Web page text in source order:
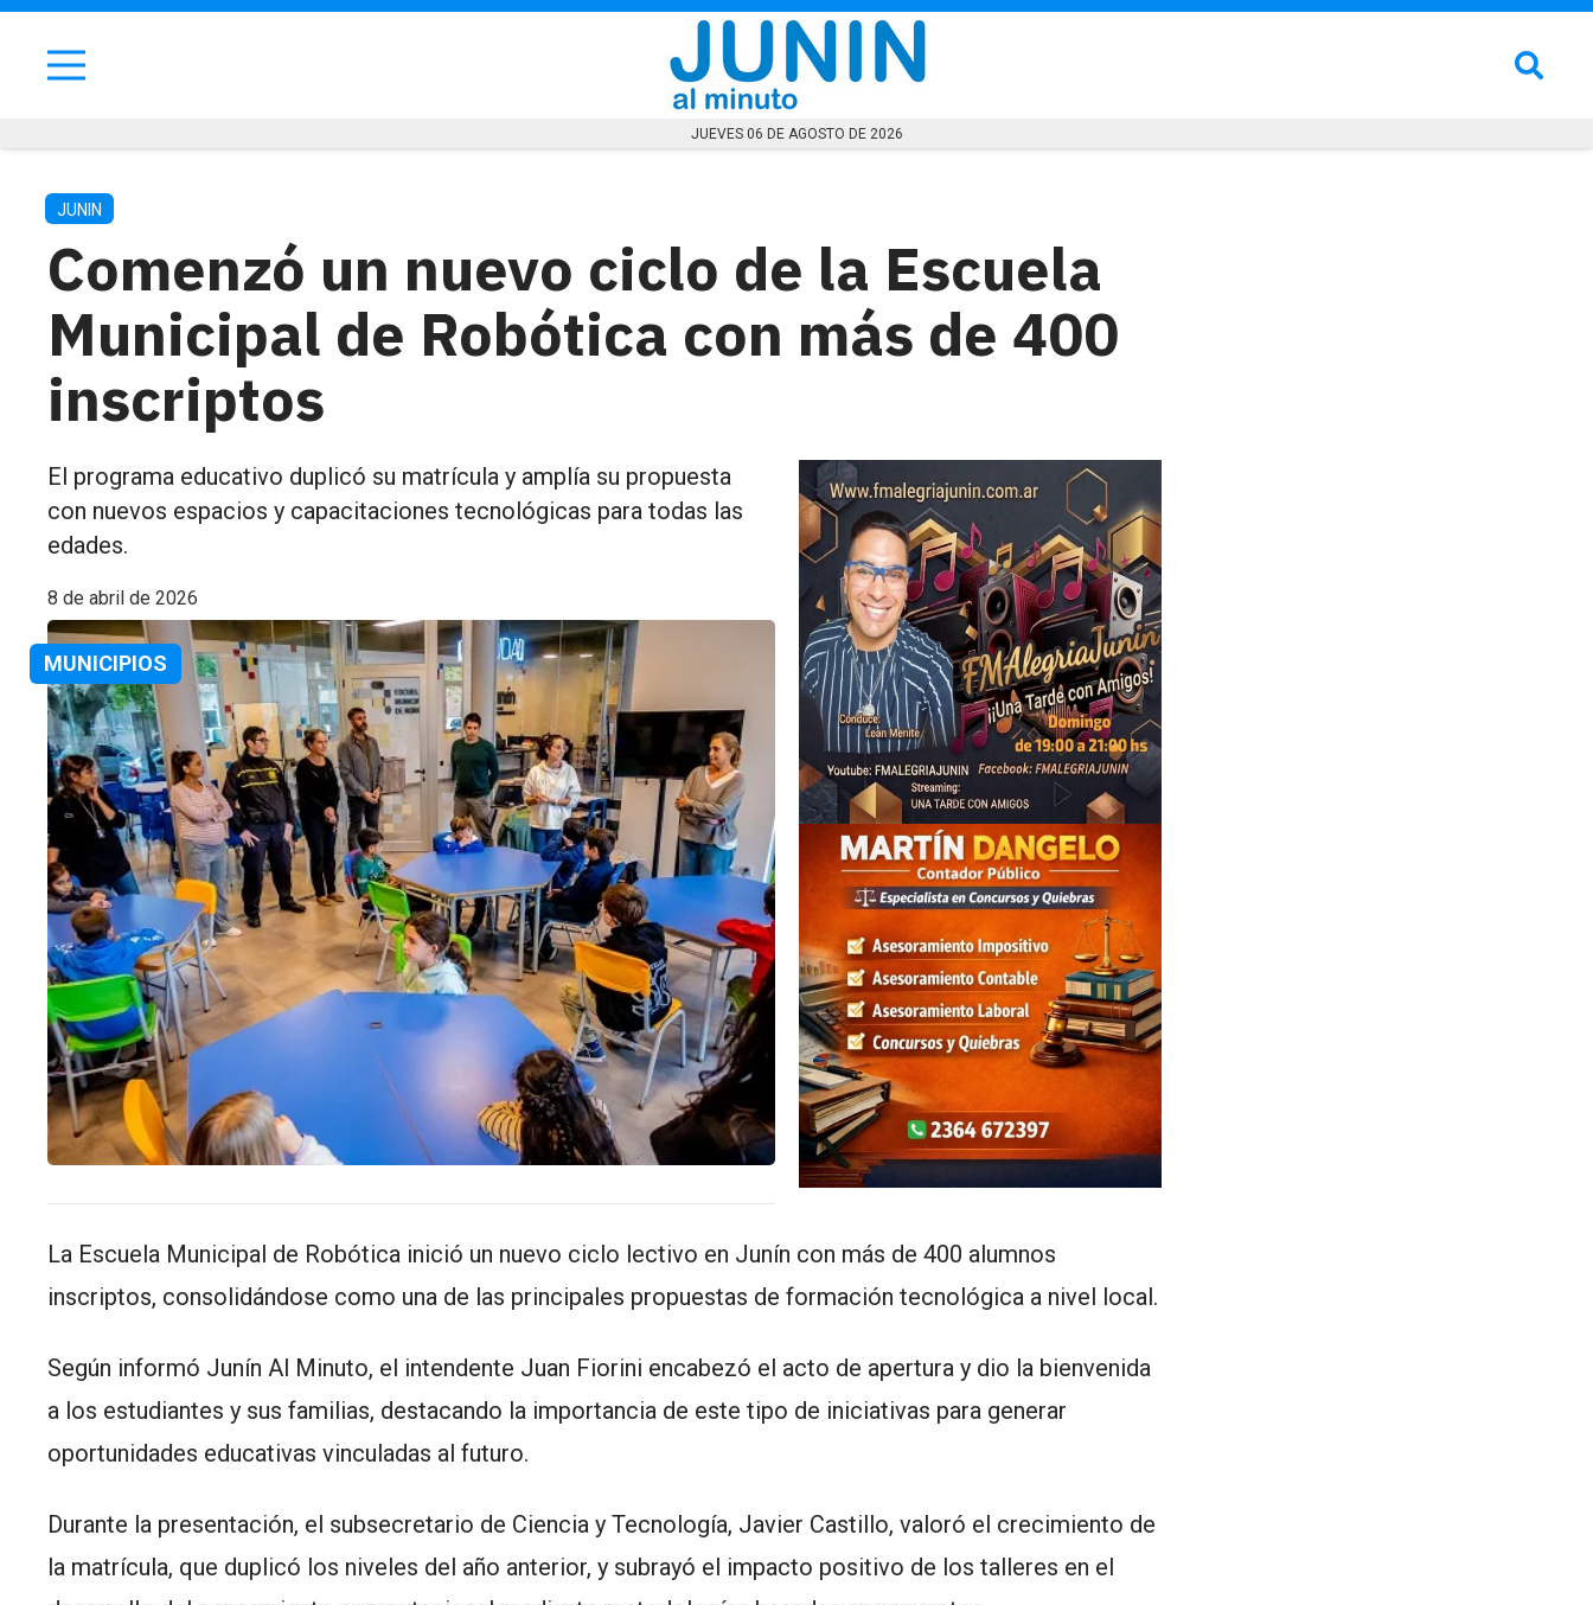
JUEVES 06 DE AGOSTO DE 2026
JUNIN
Comenzó un nuevo ciclo de la Escuela
Municipal de Robótica con más de 400
inscriptos
El programa educativo duplicó su matrícula y amplía su propuesta
con nuevos espacios y capacitaciones tecnológicas para todas las
edades.
8 de abril de 2026
MUNICIPIOS
La Escuela Municipal de Robótica inició un nuevo ciclo lectivo en Junín con más de 400 alumnos
inscriptos, consolidándose como una de las principales propuestas de formación tecnológica a nivel local.
Según informó Junín Al Minuto, el intendente Juan Fiorini encabezó el acto de apertura y dio la bienvenida
a los estudiantes y sus familias, destacando la importancia de este tipo de iniciativas para generar
oportunidades educativas vinculadas al futuro.
Durante la presentación, el subsecretario de Ciencia y Tecnología, Javier Castillo, valoró el crecimiento de
la matrícula, que duplicó los niveles del año anterior, y subrayó el impacto positivo de los talleres en el